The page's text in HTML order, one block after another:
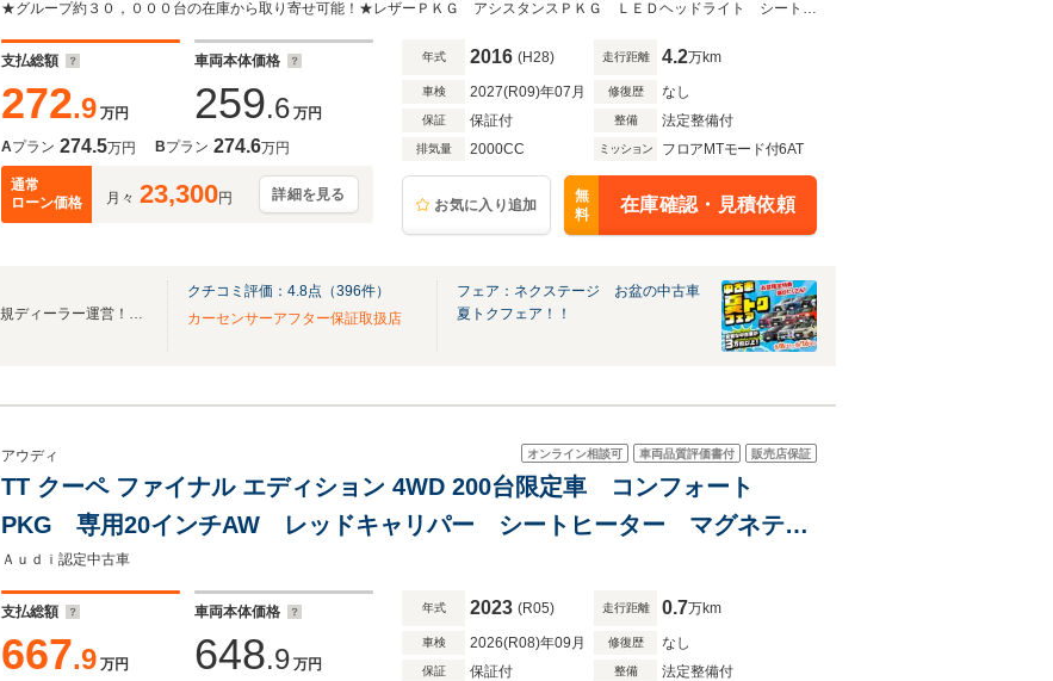
車 バーチャルコックピット バックカメラ ETC
★グループ約３０，０００台の在庫から取り寄せ可能！★レザーＰＫＧ アシスタンスＰＫＧ ＬＥＤヘッドライト シートヒーター パワーシート フルセグ 禁煙車
支払総額
272.9 万円
車両本体価格
259.6 万円
Aプラン 274.5万円 Bプラン 274.6万円
通常
ローン価格
月々 23,300円 詳細を見る
年式 2016 (H28) 走行距離 4.2万km
車検 2027(R09)年07月 修復歴 なし
保証 保証付 整備 法定整備付
排気量 2000CC ミッション フロアMTモード付6AT
お気に入り追加
無
料
在庫確認・見積依頼
東証プライム市場上場！輸入車正規ディーラー運営！グループ輸入車総在庫1,500台以上
クチコミ評価： 4.8点（396件）
カーセンサーアフター保証取扱店
フェア：ネクステージ お盆の中古車
夏トクフェア！！
オンライン相談可 車両品質評価書付 販売店保証
アウディ
TT クーペ ファイナル エディション 4WD 200台限定車 コンフォート
PKG 専用20インチAW レッドキャリパー シートヒーター マグネティ
ックライド クルーズコントロール ホールドアシスト マトリクス
LED ブラックスタイリング
Ａｕｄｉ認定中古車
支払総額
667.9 万円
車両本体価格
648.9 万円
年式 2023 (R05) 走行距離 0.7万km
車検 2026(R08)年09月 修復歴 なし
保証 保証付 整備 法定整備付